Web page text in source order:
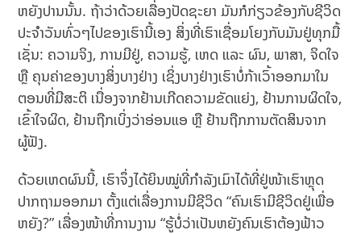
ຫຍັງປານນັ້ນ. ຖ້າວ່າດ້ວຍເລື່ອງປັດຊະຍາ ມັນກໍກ່ຽວຂ້ອງກັບຊີວິດ
ປະຈໍາວັນທົ່ວໆໄປຂອງເຮົານີ້ເອງ ສິ່ງທີ່ເຮົາເຊື່ອມໂຍງກັບມັນຢູ່ທຸກມື້
ເຊັ່ນ: ຄວາມຈິງ, ການມີຢູ່, ຄວາມຮູ້, ເຫດ ແລະ ຜົນ, ພາສາ, ຈິດໃຈ
ຫຼື ຄຸນຄ່າຂອງບາງສິ່ງບາງຢ່າງ ເຊິ່ງບາງຢ່າງເຮົາບໍ່ກ້າເວົ້າອອກມາໃນ
ຕອນທີ່ມີສະຕິ ເນື່ອງຈາກຢ້ານເກີດຄວາມຂັດແຍ່ງ, ຢ້ານການຜິດໃຈ,
ເຂົ້າໃຈຜິດ, ຢ້ານຖືກເບິ່ງວ່າອ່ອນແອ ຫຼື ຢ້ານຖືກການຕັດສິນຈາກ
ຜູ້ຟັງ.
ດ້ວຍເຫດຜົນນີ້, ເຮົາຈຶ່ງໄດ້ຍິນໝູ່ທີ່ກໍາລັງເມົາໄດ້ທີ່ຢູ່ໜ້າເຮົາຫຼຸດ
ປາກຖາມອອກມາ ຕັ້ງແຕ່ເລື່ອງການມີຊີວິດ “ຄົນເຮົາມີຊີວິດຢູ່ເພື່ອ
ຫຍັງ?” ເລື່ອງໜ້າທີ່ການງານ “ຮູ້ບໍ່ວ່າເປັນຫຍັງຄົນເຮົາຕ້ອງຟ້າວ